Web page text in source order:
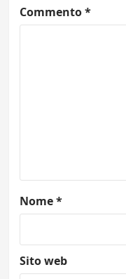
Commento*
Nome*
Sito web